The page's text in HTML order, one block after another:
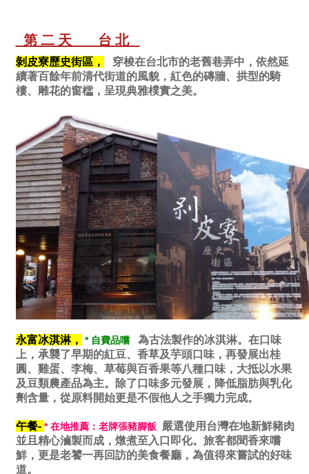
第二天 台北
剝皮寮歷史街區，
穿梭在台北市的老舊巷弄中，依然延
續著百餘年前清代街道的風貌，紅色的磚牆、拱型的騎
樓、雕花的窗櫺，呈現典雅樸實之美。
永富冰淇淋， * 自費品嚐
為古法製作的冰淇淋。在口味
上，承襲了早期的紅豆、香草及芋頭口味，再發展出桂
圓、雞蛋、李梅、草莓與百香果等八種口味，大抵以水果
及豆類農產品為主。除了口味多元發展，降低脂肪與乳化
劑含量，從原料開始更是不假他人之手獨力完成。
午餐- * 在地推薦：老牌張豬腳飯 嚴選使用台灣在地新鮮豬肉
並且精心滷製而成，燉煮至入口即化。旅客都聞香來嚐
鮮，更是老饕一再回訪的美食餐廳，為值得來嘗試的好味
道。